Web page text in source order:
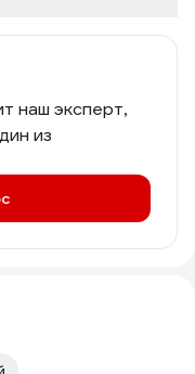
наш эксперт,
из